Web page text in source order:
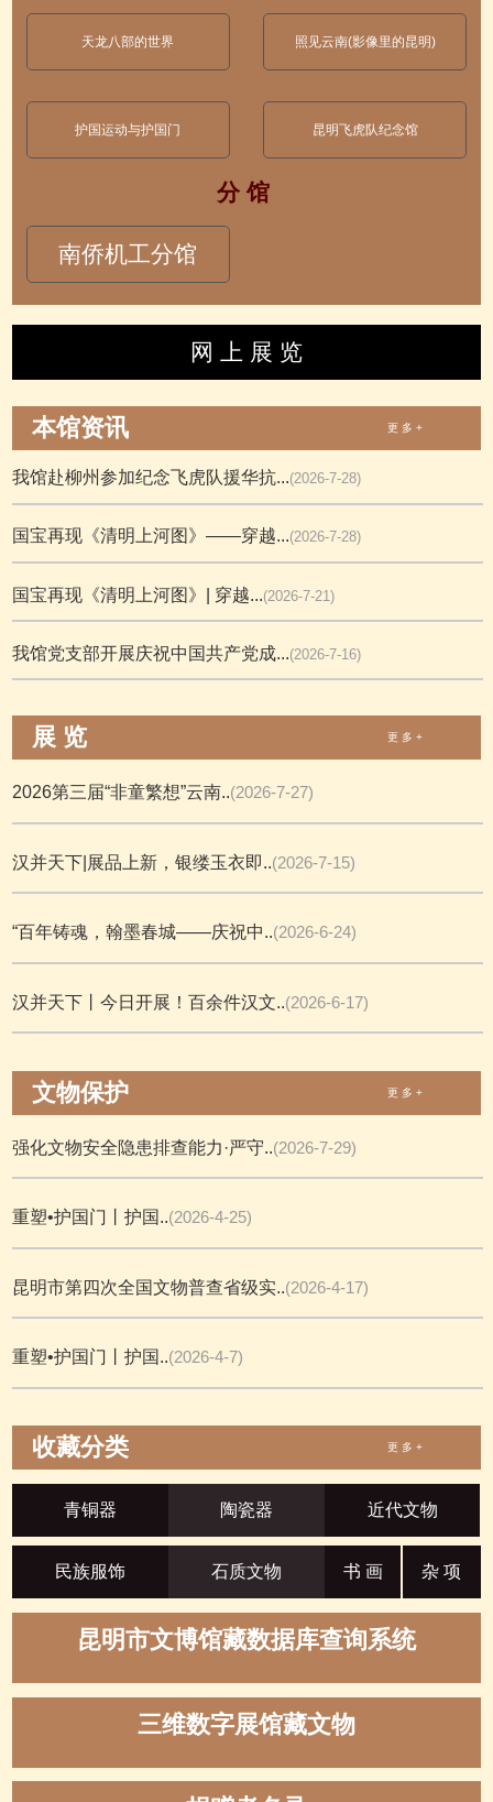
天龙八部的世界 照见云南(影像里的昆明)
护国运动与护国门 昆明飞虎队纪念馆
分 馆
南侨机工分馆
网 上 展 览
本馆资讯 更 多 +
我馆赴柳州参加纪念飞虎队援华抗...(2026-7-28)
国宝再现《清明上河图》——穿越...(2026-7-28)
国宝再现《清明上河图》| 穿越...(2026-7-21)
我馆党支部开展庆祝中国共产党成...(2026-7-16)
展 览 更 多 +
2026第三届“非童繁想”云南..(2026-7-27)
汉并天下|展品上新，银缕玉衣即..(2026-7-15)
“百年铸魂，翰墨春城——庆祝中..(2026-6-24)
汉并天下丨今日开展！百余件汉文..(2026-6-17)
文物保护 更 多 +
强化文物安全隐患排查能力·严守..(2026-7-29)
重塑•护国门丨护国..(2026-4-25)
昆明市第四次全国文物普查省级实..(2026-4-17)
重塑•护国门丨护国..(2026-4-7)
收藏分类 更 多 +
青铜器 陶瓷器 近代文物
民族服饰 石质文物 书 画 杂 项
昆明市文博馆藏数据库查询系统
三维数字展馆藏文物